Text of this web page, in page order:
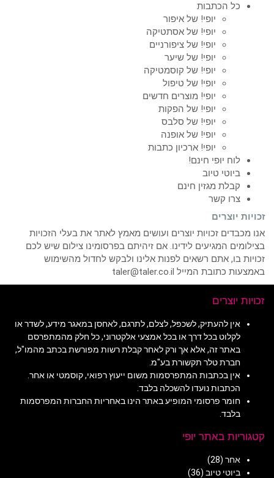
כל הכתבות
יופי! של איפור
יופי! של אסתטיקה
יופי! של ציפורניים
יופי! של שיער
יופי! של קוסמטיקה
יופי! של טיפול
יופי! מוצרים חדשים
יופי! של הפקות
יופי! של סלבס
יופי! של אופנה
יופי! ארכיון כתבות
לוח יופי חינם!
ביוטי טיוב
קבלת מגזין חינם
צרו קשר
זכויות יוצרים
אנו מכבדים זכויות יוצרים ועושים מאמץ לאתר את בעלי הזכויות
בצילומים המגיעים לידינו. אם זיהיתם בפרסומינו צילום שיש לכם
זכויות בו, אתם רשאים לפנות אלינו ולבקש לחדול מהשימוש
באמצעות כתובת המייל taler@taler.co.il
זכויות יוצרים
אין להעתיק, לשכפל, לצלם, לתרגם, לאחסן במאגר מידע, לשדר או
לקלוט בכל דרך או בכל אמצעי אלקטרוני, כל חלק מהמתפרסם
באתר זה, אלא אך ורק לאחר קבלת רשות מפורשת בכתב מהמו"ל,
חברת טלר תקשורת בע"מ.
אין בכתבות המתפרסמות משום ייעוץ רפואי, קוסמטי או אחר.
הכתבות נועדו להשכלה בלבד.
חומר פרסומי המופיע באתר הינו באחריות החברות המפרסמות
בלבד.
קטגוריות באתר יופי
אחר (28)
ביוטי טיוב (36)